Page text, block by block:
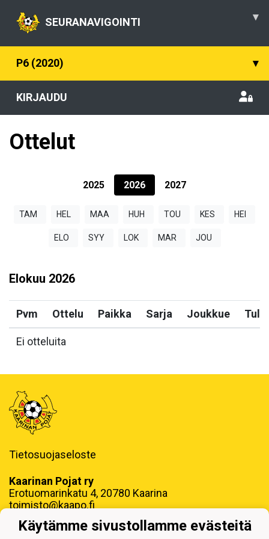
SEURANAVIGOINTI ▾
P6 (2020) ▾
KIRJAUDU
Ottelut
2025 2026 2027
TAM HEL MAA HUH TOU KES HEI
ELO SYY LOK MAR JOU
Elokuu 2026
Pvm Ottelu Paikka Sarja Joukkue
Ei otteluita
Tietosuojaseloste
Kaarinan Pojat ry
Erotuomarinkatu 4, 20780 Kaarina
toimisto@kaapo.fi
y-tunnus: 1006858-6
Käytämme sivustollamme evästeitä